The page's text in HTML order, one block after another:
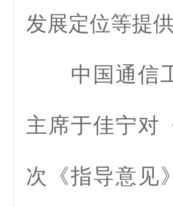
发展定位等提
中国通信工
主席于佳宁对
次《指导意见